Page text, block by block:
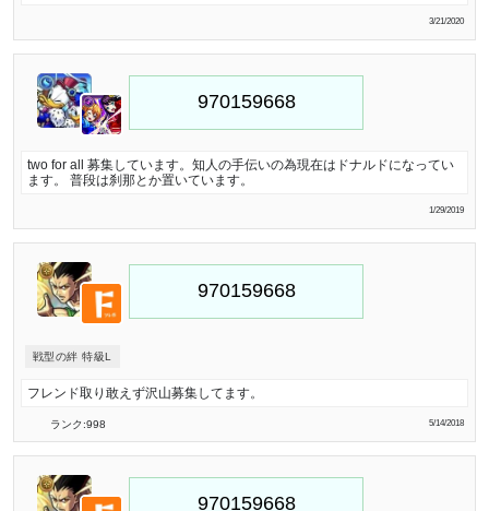
3/21/2020
two for all 募集しています。知人の手伝いの為現在はドナルドになってい
ます。 普段は刹那とか置いています。
1/29/2019
戦型の絆 特級L
フレンド取り敢えず沢山募集してます。
ランク:998 5/14/2018